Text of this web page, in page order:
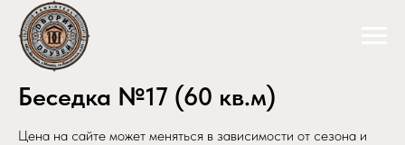
Беседка №17 (60 кв.м)
Цена на сайте может меняться в зависимости от сезона и